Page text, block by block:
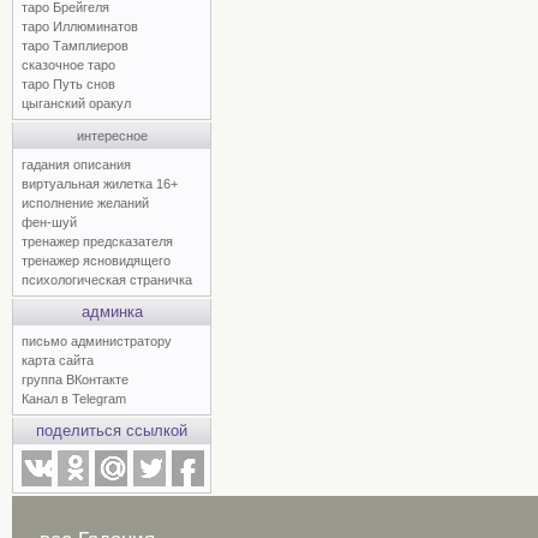
таро Брейгеля
таро Иллюминатов
таро Тамплиеров
сказочное таро
таро Путь снов
цыганский оракул
интересное
гадания описания
виртуальная жилетка 16+
исполнение желаний
фен-шуй
тренажер предсказателя
тренажер ясновидящего
психологическая страничка
админка
письмо администратору
карта сайта
группа ВКонтакте
Канал в Telegram
поделиться ссылкой